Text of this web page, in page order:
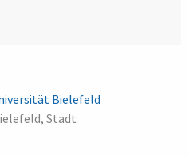
Bielefeld
Stadt